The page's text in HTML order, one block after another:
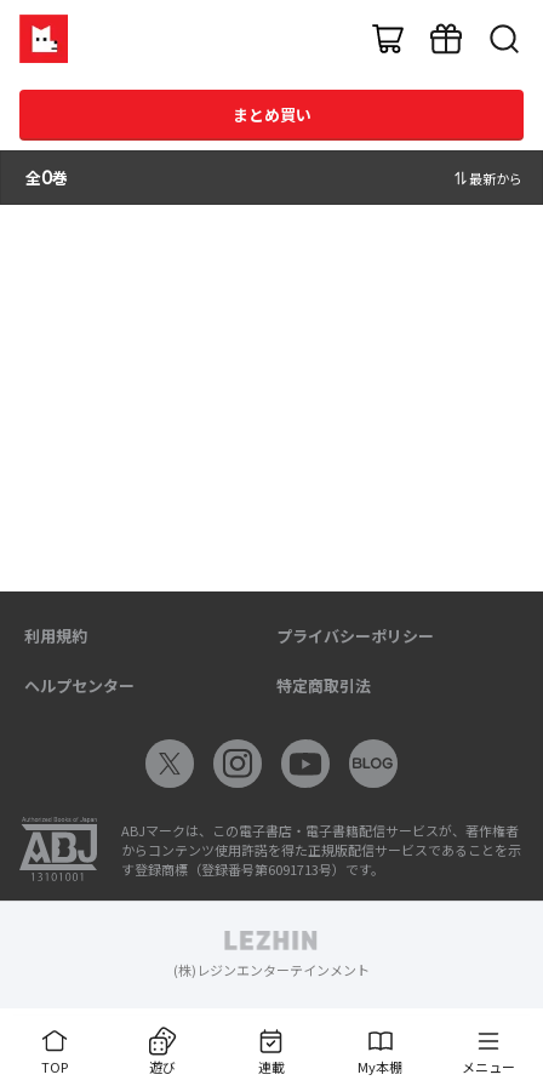
まとめ買い
全0巻 最新から
TOP 遊び 連載 My本棚 メニュー
利用規約 プライバシーポリシー
ヘルプセンター 特定商取引法
ABJマークは、この電子書店・電子書籍配信サービスが、著作権者
からコンテンツ使用許諾を得た正規版配信サービスであることを示
す登録商標（登録番号第6091713号）です。
(株)レジンエンターテインメント